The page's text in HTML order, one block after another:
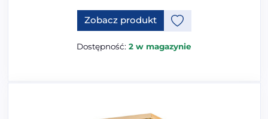
Zobacz produktTen produkt ma opcje, które
Dostępność: 2 w magazynie